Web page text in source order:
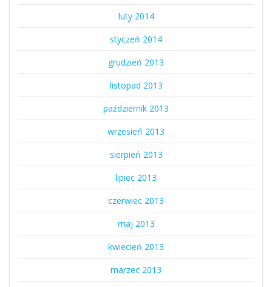
luty 2014
styczeń 2014
grudzień 2013
listopad 2013
październik 2013
wrzesień 2013
sierpień 2013
lipiec 2013
czerwiec 2013
maj 2013
kwiecień 2013
marzec 2013